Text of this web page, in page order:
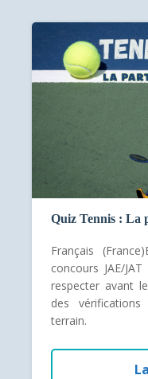
Quiz Tennis : La
Français
concours JAE/
respecter avant
des
terrain.